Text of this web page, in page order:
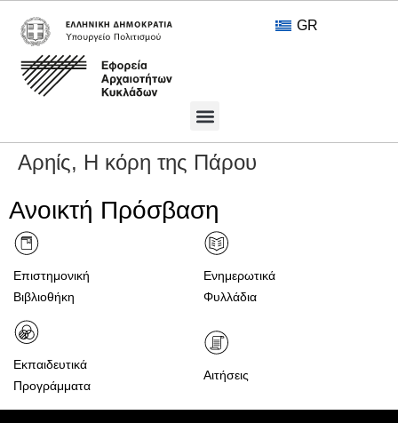
GR
Αρηίς, Η κόρη της Πάρου
Ανοικτή Πρόσβαση
Επιστημονική
Βιβλιοθήκη
Ενημερωτικά
Φυλλάδια
Εκπαιδευτικά
Προγράμματα
Αιτήσεις